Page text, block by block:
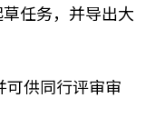
任务，并导出大
可供同行评审审